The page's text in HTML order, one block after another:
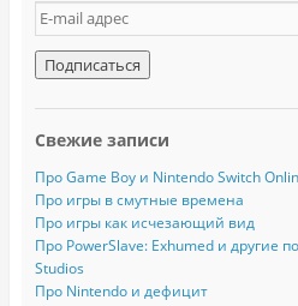
E
-
m
a
i
а
д
р
е
с
Свежие записи
Про Game Boy и Nintendo Switch
Про игры в смутные времена
Про игры как исчезающий вид
Про PowerSlave: Exhumed и другие
Studios
Про Nintendo и дефицит